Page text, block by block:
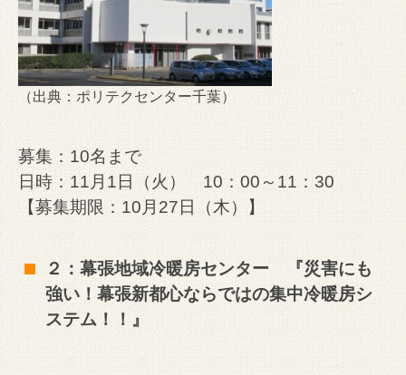
（出典： ポリテクセンター千葉）
募集：10名まで
日時：11月1日（火） 10：00～11：30
【募集期限：10月27日（木）】
２：幕張地域冷暖房センター 『災害にも
強い！幕張新都心ならではの集中冷暖房シ
ステム！！』